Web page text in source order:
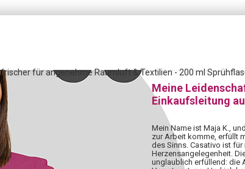
für angenehme Raumluft & Textilien - 200 ml
Meine
Einkaufsleitung
Mein Name ist Maja K.,
zur Arbeit komme, erfüllt
des Sinns. Casativo ist
Herzensangelegenheit.
unglaublich erfüllend: die